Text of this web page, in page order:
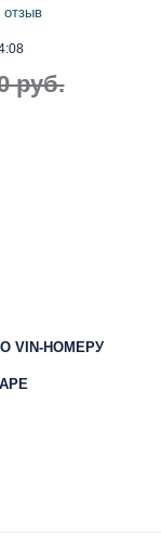
отзыв
руб.
VIN-НОМЕРУ